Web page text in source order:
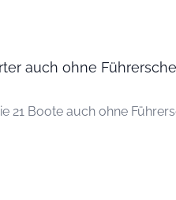
auch ohne
21 Boote auch ohne